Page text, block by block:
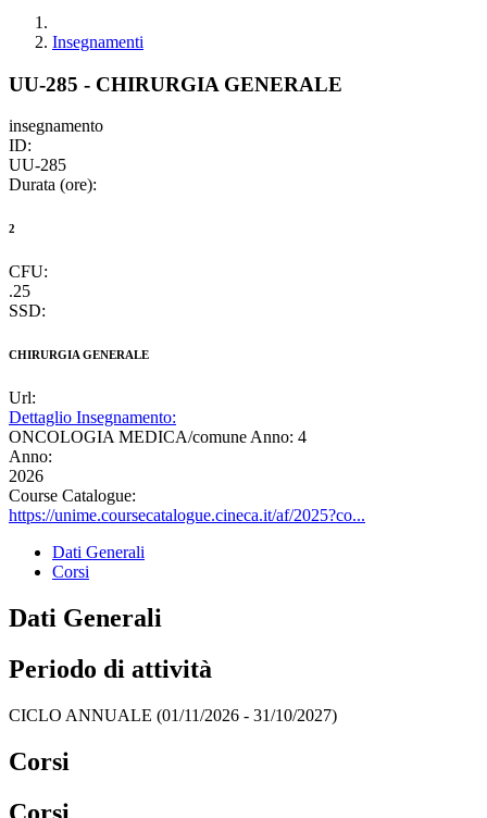
Insegnamenti
UU-285 - CHIRURGIA GENERALE
insegnamento
ID:
UU-285
Durata (ore):
2
CFU:
.25
SSD:
CHIRURGIA GENERALE
Url:
Dettaglio Insegnamento:
ONCOLOGIA MEDICA/comune Anno: 4
Anno:
2026
Course Catalogue:
https://unime.coursecatalogue.cineca.it/af/2025?co...
Dati Generali
Corsi
Dati Generali
Periodo di attività
CICLO ANNUALE (01/11/2026 - 31/10/2027)
Corsi